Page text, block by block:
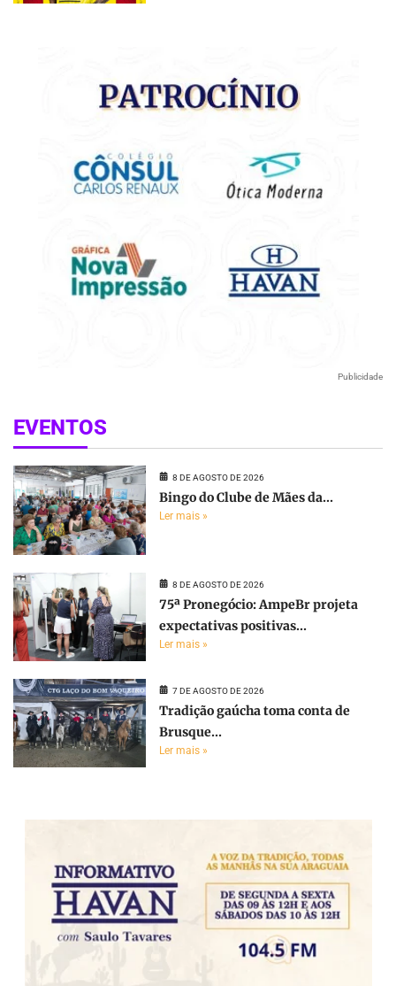
Publicidade
EVENTOS
8 DE AGOSTO DE 2026
Bingo do Clube de Mães da...
Ler mais »
8 DE AGOSTO DE 2026
75ª Pronegócio: AmpeBr projeta
expectativas positivas...
Ler mais »
7 DE AGOSTO DE 2026
Tradição gaúcha toma conta de
Brusque...
Ler mais »